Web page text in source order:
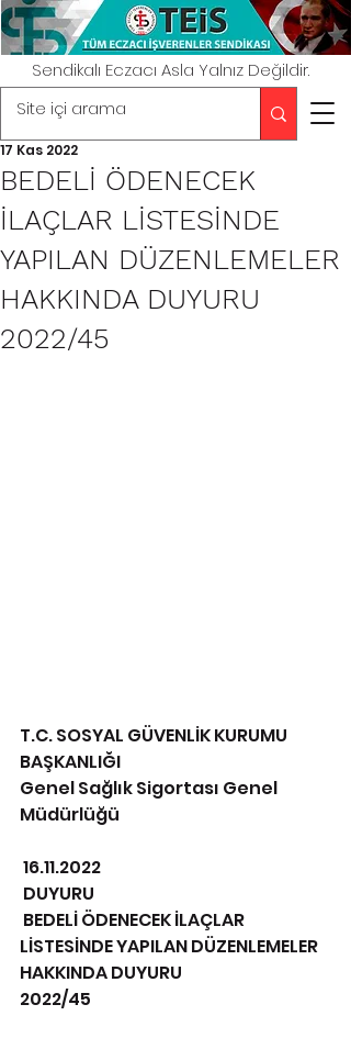
Sendikalı Eczacı Asla Yalnız Değildir.
BEDELİ ÖDENECEK
İLAÇLAR LİSTESİNDE
YAPILAN DÜZENLEMELER
HAKKINDA DUYURU
2022/45
17 Kas 2022
T.C. SOSYAL GÜVENLİK KURUMU
BAŞKANLIĞI
Genel Sağlık Sigortası Genel
Müdürlüğü
16.11.2022
DUYURU
LİSTESİNDE YAPILAN DÜZENLEMELER
HAKKINDA DUYURU
2022/45